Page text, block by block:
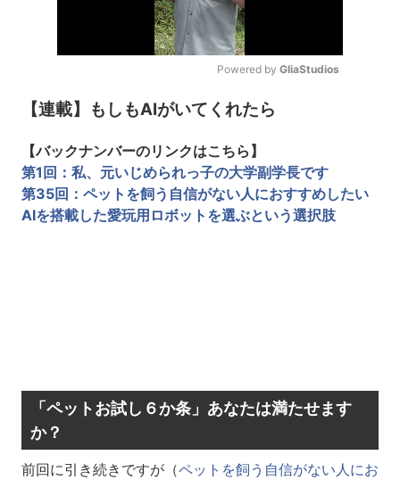
Powered by GliaStudios
【連載】もしもAIがいてくれたら
【バックナンバーのリンクはこちら】
第1回：私、元いじめられっ子の大学副学長です
第35回：ペットを飼う自信がない人におすすめしたい
AIを搭載した愛玩用ロボットを選ぶという選択肢
「ペットお試し６か条」あなたは満たせます
か？
前回に引き続きですが（ペットを飼う自信がない人にお